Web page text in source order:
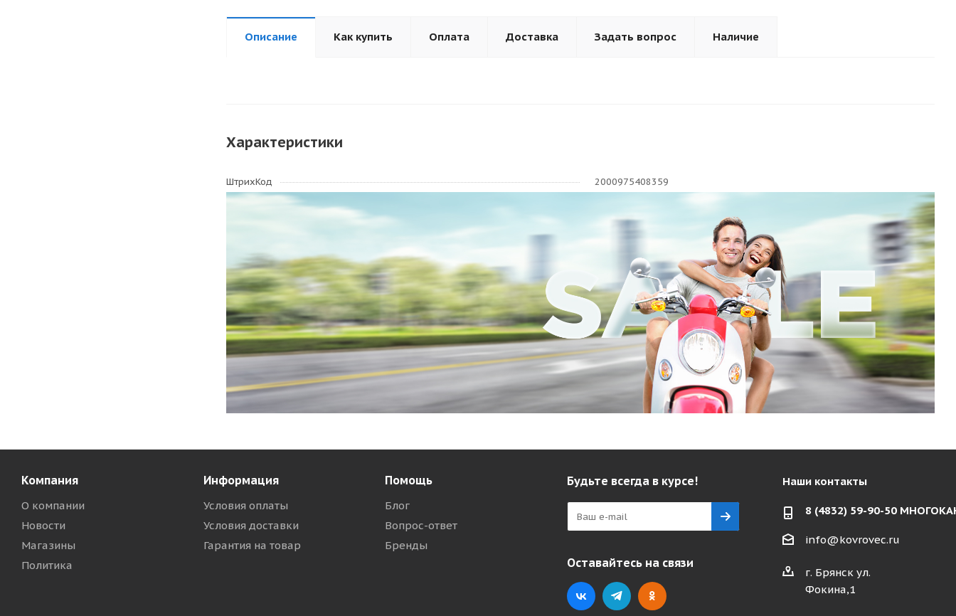
Описание Как купить Оплата Доставка Задать вопрос Наличие
Характеристики
ШтрихКод 2000975408359
Компания
О компании
Новости
Магазины
Политика
Информация
Условия оплаты
Условия доставки
Гарантия на товар
Помощь
Блог
Вопрос-ответ
Бренды
Будьте всегда в курсе!
Оставайтесь на связи
Наши контакты
8 (4832) 59-90-50
info@kovrovec.ru
г. Брянск ул.
Фокина,1